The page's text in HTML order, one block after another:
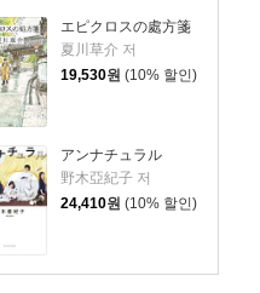
エピクロスの處方箋
夏川草介 저
19,530원 (10% 할인)
アンナチュラル
野木亞紀子 저
24,410원 (10% 할인)